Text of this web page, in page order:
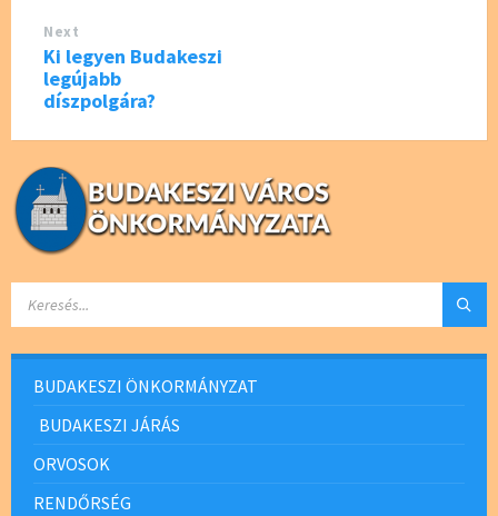
Next
Ki legyen Budakeszi
legújabb
díszpolgára?
BUDAKESZI ÖNKORMÁNYZAT
BUDAKESZI JÁRÁS
ORVOSOK
RENDŐRSÉG